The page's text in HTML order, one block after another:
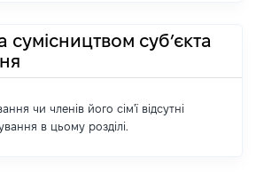
сумісництвом суб’єкта
чи членів його сім'ї відсутні
в цьому розділі.